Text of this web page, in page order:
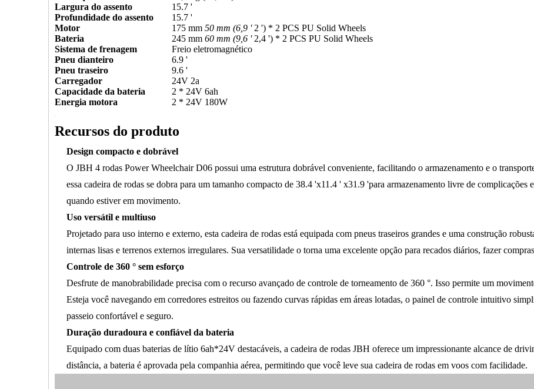
Largura do assento
15.7 '
Profundidade do assento
15.7 '
Motor
175 mm 50 mm (6,9 ' 2 ') * 2 PCS PU Solid Wheels
Bateria
245 mm 60 mm (9,6 ' 2,4 ') * 2 PCS PU Solid Wheels
Sistema de frenagem
Freio eletromagnético
Pneu dianteiro
6.9 '
Pneu traseiro
9.6 '
Carregador
24V 2a
Capacidade da bateria
2 * 24V 6ah
Energia motora
2 * 24V 180W
Recursos do produto
Design compacto e dobrável
O JBH 4 rodas Power Wheelchair D06 possui uma estrutura dobrável conveniente, facilitando o armazenamento e o
essa cadeira de rodas se dobra para um tamanho compacto de 38.4 'x11.4 ' x31.9 'para armazenamento livre de
quando estiver em movimento.
Uso versátil e multiuso
Projetado para uso interno e externo, esta cadeira de rodas está equipada com pneus traseiros grandes e uma construção
internas lisas e terrenos externos irregulares. Sua versatilidade o torna uma excelente opção para recados diários, fazer
Controle de 360 ° sem esforço
Desfrute de manobrabilidade precisa com o recurso avançado de controle de torneamento de 360 °. Isso permite um
Esteja você navegando em corredores estreitos ou fazendo curvas rápidas em áreas lotadas, o painel de controle intuitivo
passeio confortável e seguro.
Duração duradoura e confiável da bateria
Equipado com duas baterias de lítio 6ah*24V destacáveis, a cadeira de rodas JBH oferece um impressionante alcance de
distância, a bateria é aprovada pela companhia aérea, permitindo que você leve sua cadeira de rodas em voos com facilidade.